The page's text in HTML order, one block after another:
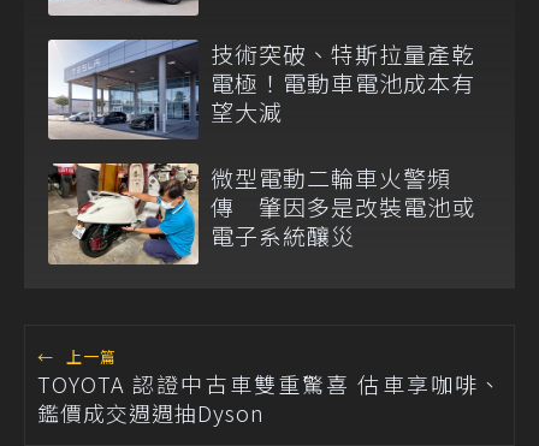
技術突破、特斯拉量產乾
電極！電動車電池成本有
望大減
微型電動二輪車火警頻
傳 肇因多是改裝電池或
電子系統釀災
← 上一篇
TOYOTA 認證中古車雙重驚喜 估車享咖啡、
鑑價成交週週抽Dyson